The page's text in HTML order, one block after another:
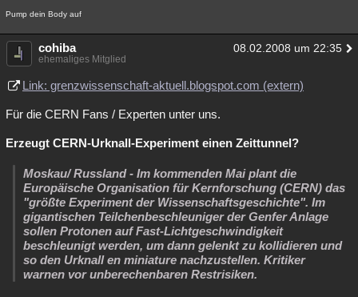
Pump dein Body auf
cohiba 08.02.2008 um 22:35
ehemaliges Mitglied
Link: grenzwissenschaft-aktuell.blogspot.com (extern)
Für die CERN Fans / Experten unter uns.
Erzeugt CERN-Urknall-Experiment einen Zeittunnel?
Moskau/ Russland - Im kommenden Mai plant die
Europäische Organisation für Kernforschung (CERN) das
"größte Experiment der Wissenschaftsgeschichte". Im
gigantischen Teilchenbeschleuniger der Genfer Anlage
sollen Protonen auf Fast-Lichtgeschwindigkeit
beschleunigt werden, um dann gelenkt zu kollidieren und
so den Urknall en miniature nachzustellen. Kritiker
warnen vor unberechenbaren Restrisiken.